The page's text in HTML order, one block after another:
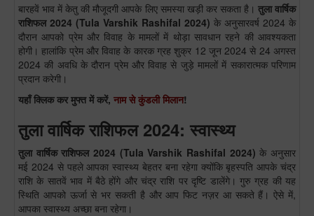
बारहवें भाव में केतु की मौजूदगी आपके लिए समस्या खड़ी कर सकता है। तुलावार्षिक
राशिफल 2024 (Tula Varshik Rashifal 2024) के अनुसारवर्ष 2024 के
दौरान आपको प्रेम और विवाह के मामलों में थोड़ा सावधान रहने की आवश्यकता
होगी। हालांकि प्रेम और विवाह के कारक ग्रह शुक्र 12 जून 2024 से 24 अगस्त
2024 की अवधि के दौरान प्रेम और विवाह से जुड़े मामलों में सकारात्मक परिणाम
प्रदान करेगी।
यहाँ क्लिक कर मुफ्त में करें, नाम से कुंडली मिलान!
तुला वार्षिक राशिफल 2024: स्वास्थ्य
तुलावार्षिक राशिफल 2024 (Tula Varshik Rashifal 2024)के अनुसार
मई 2024 से पहले आपका स्वास्थ्य बेहतर बना रहेगा क्योंकि बृहस्पति आपके चंद्र
राशि के सातवें भाव में बैठे होंगे और चंद्र राशि पर दृष्टि डालेंगे। गुरु ग्रह की यह
स्थिति आपको ऊर्जा से भर सकती है और आप फिट नज़र आ सकते हैं। ऐसे में,
आपका स्वास्थ्य अच्छा बना रहेगा।